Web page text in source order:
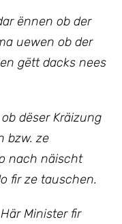
ënnen ob der
uewen ob der
gëtt dacks nees
dëser Kräizung
bzw. ze
nach näischt
fir ze tauschen.
Minister fir